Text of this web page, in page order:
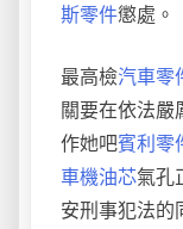
斯零件懲處。
最高檢汽車零
關要在依法嚴
作她吧賓利零
車機油芯氣孔
安刑事犯法的